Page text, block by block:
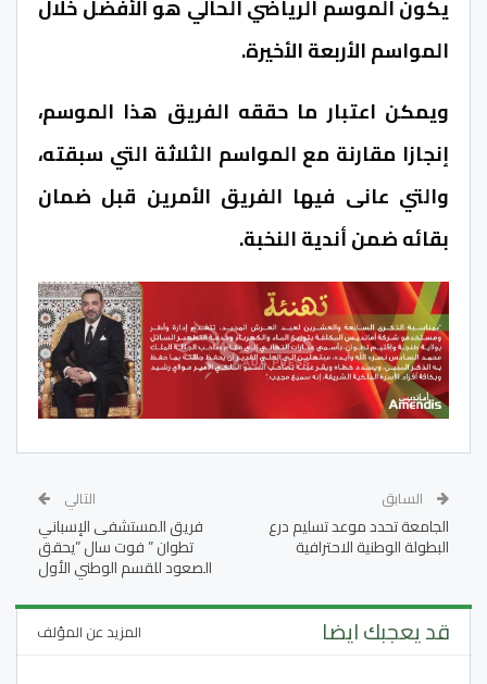
يكون الموسم الرياضي الحالي هو الأفضل خلال
المواسم الأربعة الأخيرة.
ويمكن اعتبار ما حققه الفريق هذا الموسم،
إنجازا مقارنة مع المواسم الثلاثة التي سبقته،
والتي عانى فيها الفريق الأمرين قبل ضمان
بقائه ضمن أندية النخبة.
السابق
الجامعة تحدد موعد تسليم درع
البطولة الوطنية الاحترافية
التالي
فريق المستشفى الإسباني
تطوان ” فوت سال ”يحقق
الصعود للقسم الوطني الأول
قد يعجبك ايضا المزيد عن المؤلف